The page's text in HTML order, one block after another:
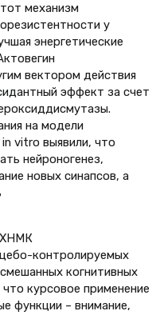
механизм
у
энергетические
вектором действия
эффект за счет
на модели
vitro выявили, что
нейроногенез,
новых синапсов, а
ХНМК
контролируемых
когнитивных
курсовое применение
функции – внимание,